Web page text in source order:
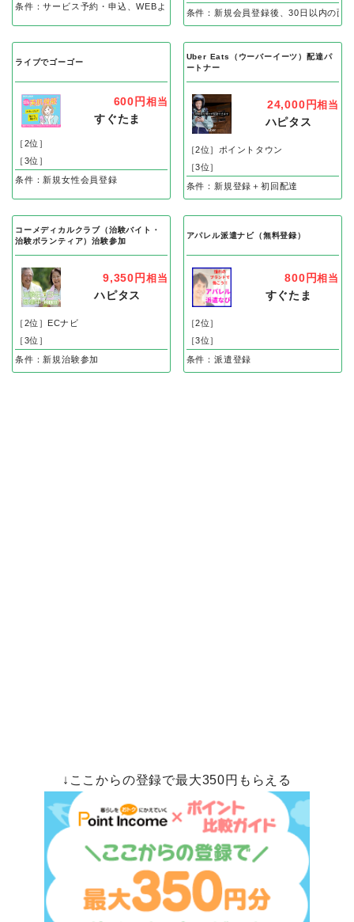
条件：サービス予約・申込、WEBよりスペース予約後、60日以内の利用完了で
条件：新規会員登録後、30日以内の面
ライブでゴーゴー
600円 相当
すぐたま
［2位］
［3位］
条件：新規女性会員登録
Uber Eats（ウーバーイーツ）配達パ
ートナー
24,000円相当
ハピタス
［2位］ポイントタウン
［3位］
条件：新規登録＋初回配達
コーメディカルクラブ（治験バイト・
治験ボランティア）治験参加
9,350円 相当
ハピタス
［2位］ECナビ
［3位］
条件：新規治験参加
アパレル派遣ナビ（無料登録）
800円相当
すぐたま
［2位］
［3位］
条件：派遣登録
↓ここからの登録で最大350円もらえる